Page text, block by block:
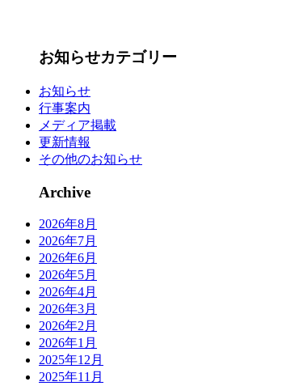
お知らせカテゴリー
お知らせ
行事案内
メディア掲載
更新情報
その他のお知らせ
Archive
2026年8月
2026年7月
2026年6月
2026年5月
2026年4月
2026年3月
2026年2月
2026年1月
2025年12月
2025年11月